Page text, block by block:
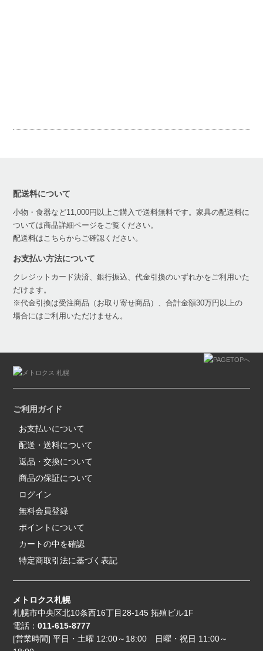
配送料について
小物・食器など11,000円以上ご購入で送料無料です。家具の配送料に
ついては商品詳細ページをご覧ください。
配送料はこちらからご確認ください。
お支払い方法について
クレジットカード決済、銀行振込、代金引換のいずれかをご利用いた
だけます。
※代金引換は受注商品（お取り寄せ商品）、合計金額30万円以上の
場合にはご利用いただけません。
ご利用ガイド
お支払いについて
配送・送料について
返品・交換について
商品の保証について
ログイン
無料会員登録
ポイントについて
カートの中を確認
特定商取引法に基づく表記
メトロクス札幌
札幌市中央区北10条西16丁目28-145 拓殖ビル1F
電話：011-615-8777
[営業時間] 平日・土曜 12:00～18:00 日曜・祝日 11:00～